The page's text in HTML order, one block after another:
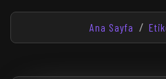
Ana Sayfa